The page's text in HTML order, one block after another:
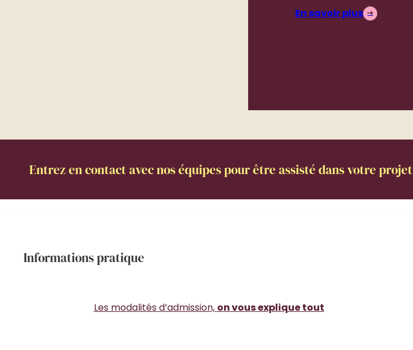
En savoir plus
Entrez en contact avec nos équipes pour être assisté dans votre projet
Informations pratique
Les modalités d’admission, on vous explique tout